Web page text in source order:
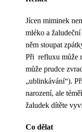
Jícen miminek
mléko a
něm stoupat
Při refluxu může
může prudce
„ublinkávání“).
narození, ale
žaludek dítěte
Co dělat